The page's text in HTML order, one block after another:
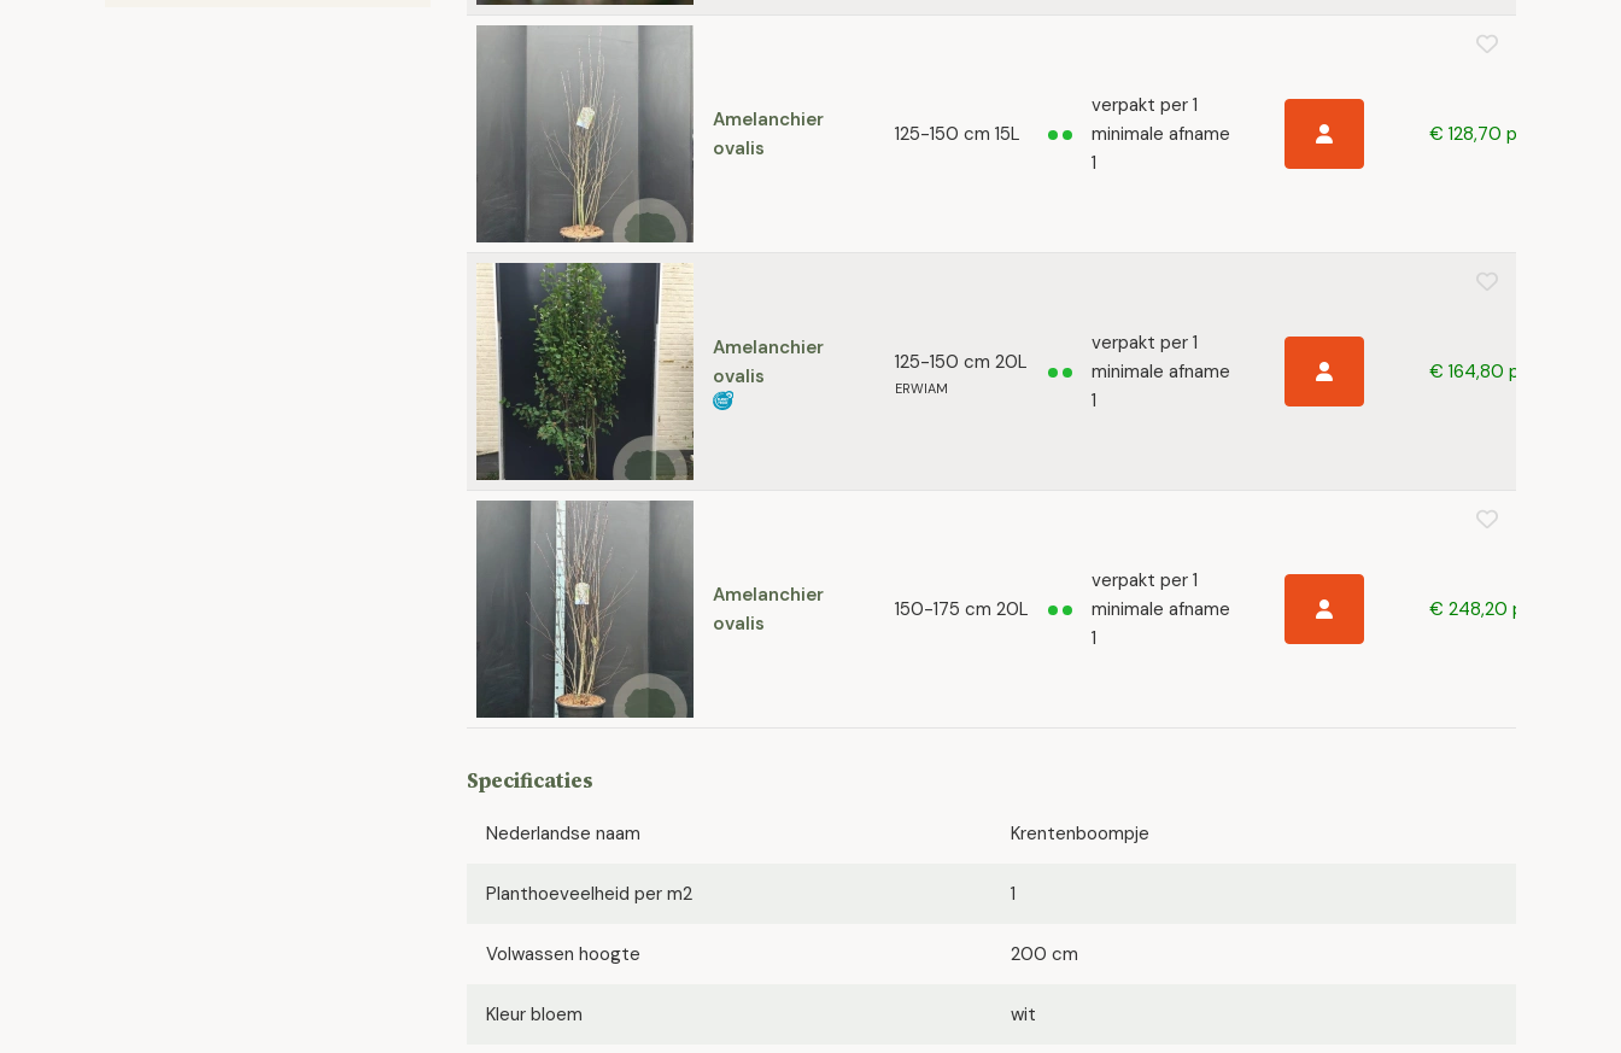
Amelanchier
ovalis
125-150 cm 15L
verpakt per 1
minimale afname
1
€ 128,70 p/s
Amelanchier
ovalis
125-150 cm 20L
ERWIAM
verpakt per 1
minimale afname
1
€ 164,80 p/s
Amelanchier
ovalis
150-175 cm 20L
verpakt per 1
minimale afname
1
€ 248,20 p/s
Specificaties
Nederlandse naam Krentenboompje
Planthoeveelheid per m2 1
Volwassen hoogte 200 cm
Kleur bloem wit